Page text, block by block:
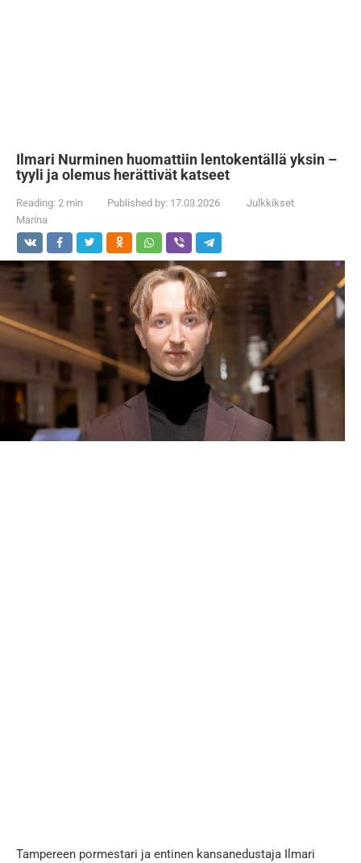
Ilmari Nurminen huomattiin lentokentällä yksin –
tyyli ja olemus herättivät katseet
Reading: 2 min Published by: 17.03.2026
Julkkikset
Marina
Tampereen pormestari ja entinen kansanedustaja Ilmari